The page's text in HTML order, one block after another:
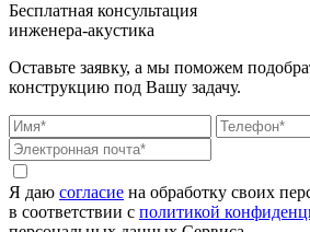
Бесплатная консультация
инженера-акустика
Оставьте заявку, а мы поможем
конструкцию под Вашу задачу.
Я даю согласие на обработку своих
в соответствии с политикой